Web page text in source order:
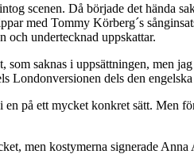
scenen. Då började det hända
med Tommy Körberg´s
och undertecknad uppskattar.
saknas i uppsättningen, men
Londonversionen dels den
på ett mycket konkret sätt. Men
men kostymerna signerade